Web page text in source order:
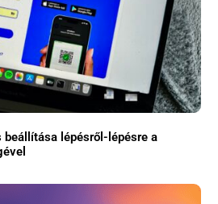
beállítása lépésről-lépésre a